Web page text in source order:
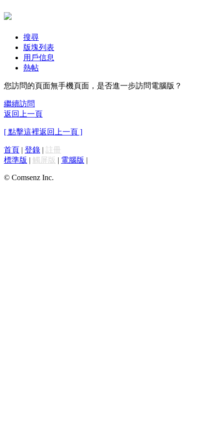
搜尋
版塊列表
用戶信息
熱帖
您訪問的頁面無手機頁面，是否進一步訪問電腦版？
繼續訪問
返回上一頁
[ 點擊這裡返回上一頁 ]
首頁 | 登錄 | 註冊
標準版 | 觸屏版 | 電腦版 |
© Comsenz Inc.